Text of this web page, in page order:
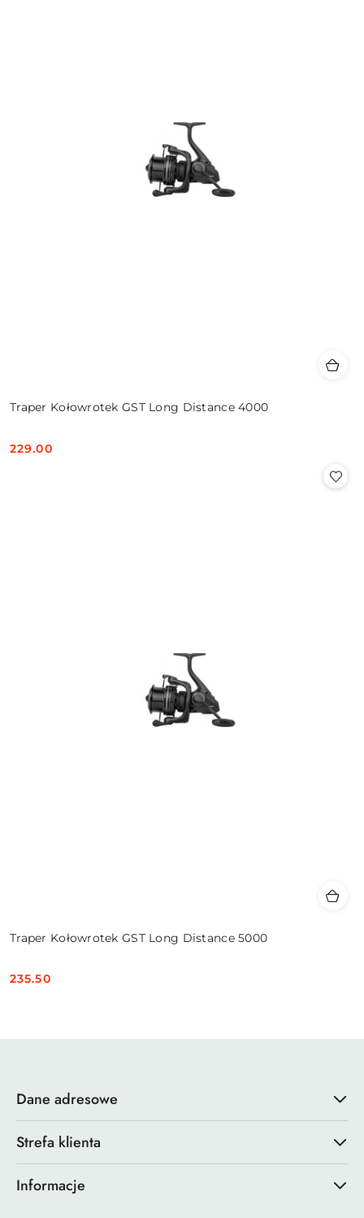
Traper Kołowrotek GST Long Distance 4000
Cena:
229.00
Traper Kołowrotek GST Long Distance 5000
Cena:
235.50
Dane adresowe
Strefa klienta
Informacje